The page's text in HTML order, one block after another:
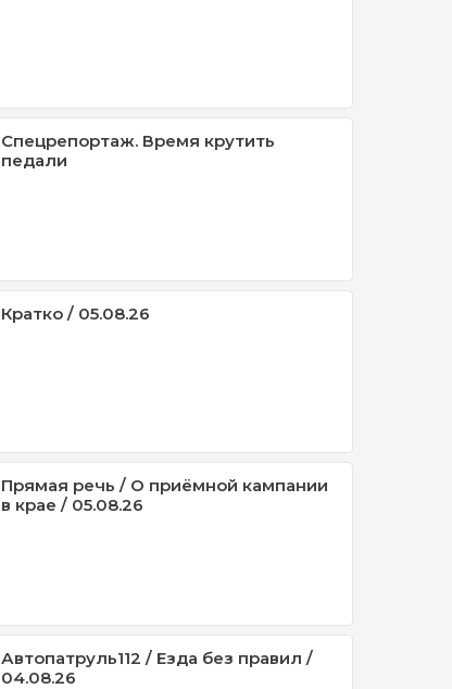
Спецрепортаж. Время крутить
педали
Кратко / 05.08.26
Прямая речь / О приёмной кампании
в крае / 05.08.26
Автопатруль112 / Езда без правил /
04.08.26